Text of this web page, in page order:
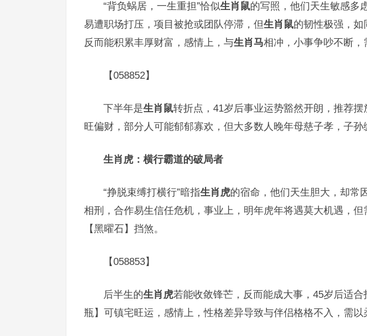
“背负蜗居，一生重担”恰似生肖鼠的写照，他们天生敏感多
易遭职场打压，项目被抢或团队停滞，但生肖鼠的韧性极强，
反而能积累丰厚财富，感情上，与生肖马相冲，小事争吵不断，
【058852】
下半年是生肖鼠转折点，41岁后事业运势豁然开朗，推荐
旺偏财，部分人可能郁郁寡欢，但大多数人晚年母慈子孝，子孙
生肖虎：横行霸道的破局者
“挣脱束缚打横行”暗指生肖虎的宿命，他们天生胆大，却常
相刑，合作易生信任危机，事业上，明年虎年将遇莫大机遇，
【黑曜石】挡煞。
【058853】
后半生的生肖虎若能收敛锋芒，反而能成大事，45岁后适
瓶】可镇宅旺运，感情上，性格差异导致与伴侣格格不入，需以